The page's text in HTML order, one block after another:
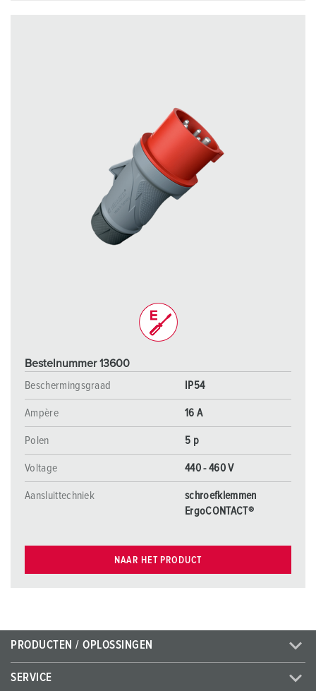
Bestelnummer 13600
Beschermingsgraad
IP54
Ampère 16 A
Polen 5 p
Voltage 440 - 460 V
Aansluittechniek
schroefklemmen
ErgoCONTACT®
NAAR HET PRODUCT
PRODUCTEN / OPLOSSINGEN
SERVICE